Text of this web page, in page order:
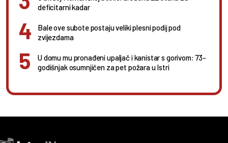
deficitarni kadar
Bale ove subote postaju veliki plesni podij pod
zvijezdama
U domu mu pronađeni upaljač i kanistar s gorivom: 73-
godišnjak osumnjičen za pet požara u Istri